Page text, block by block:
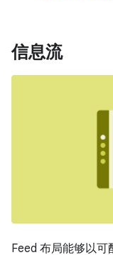
信息流
Feed 布局能够以可